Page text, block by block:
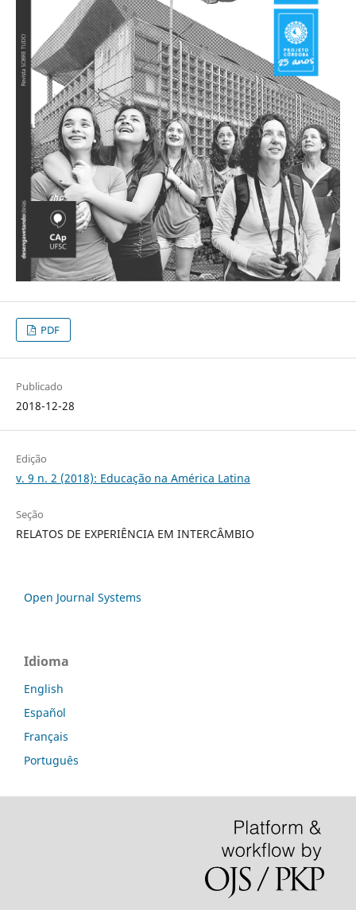
PDF
Publicado
2018-12-28
Edição
v. 9 n. 2 (2018): Educação na América Latina
Seção
RELATOS DE EXPERIÊNCIA EM INTERCÂMBIO
Open Journal Systems
Idioma
English
Español
Français
Português